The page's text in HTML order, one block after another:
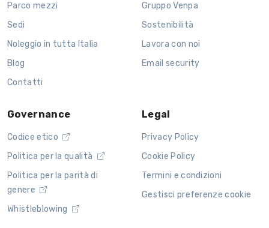
Parco mezzi
Sedi
Noleggio in tutta Italia
Blog
Contatti
Gruppo Venpa
Sostenibilità
Lavora con noi
Email security
Governance
Codice etico
Politica per la qualità
Politica per la parità di
genere
Whistleblowing
Legal
Privacy Policy
Cookie Policy
Termini e condizioni
Gestisci preferenze cookie